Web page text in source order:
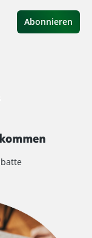
Abonnieren